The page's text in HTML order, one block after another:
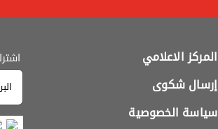
المركز الاعلامي
إرسال شكوى
سياسة الخصوصية